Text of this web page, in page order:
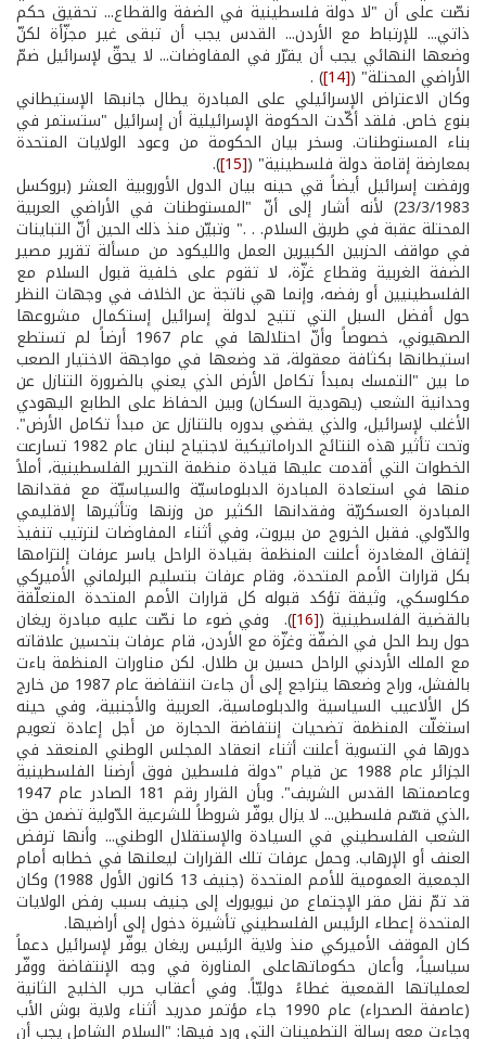
نصّت على أن "لا دولة فلسطينية في الضفة والقطاع... تحقيق حكم
ذاتي... للإرتباط مع الأردن... القدس يجب أن تبقى غير مجزّأة لكنّ
وضعها النهائي يجب أن يقرّر في المفاوضات... لا يحقّ لإسرائيل ضمّ
الأراضي المحتلة" ([14]
) .
وكان الاعتراض الإسرائيلي على المبادرة يطال جانبها الإستيطاني
بنوع خاص. فلقد أكّدت الحكومة الإسرائيلية أن إسرائيل "ستستمر في
بناء المستوطنات. وسخر بيان الحكومة من وعود الولايات المتحدة
بمعارضة إقامة دولة فلسطينية" ([15]
).
ورفضت إسرائيل أيضاً قي حينه بيان الدول الأوروبية العشر (بروكسل
23/3/1983) لأنه أشار إلى أنّ "المستوطنات في الأراضي العربية
المحتلة عقبة في طريق السلام. . ." وتبيّن منذ ذلك الحين أنّ التباينات
في مواقف الحزبين الكبيرين العمل والليكود من مسألة تقرير مصير
الضفة الغربية وقطاع غزّة، لا تقوم على خلفية قبول السلام مع
الفلسطينيين أو رفضه، وإنما هي ناتجة عن الخلاف في وجهات النظر
حول أفضل السبل التي تتيح لدولة إسرائيل إستكمال مشروعها
الصهيوني، خصوصاً وأنّ احتلالها في عام 1967 أرضاً لم تستطع
استيطانها بكثافة معقولة، قد وضعها في مواجهة الاختيار الصعب
ما بين "التمسك بمبدأ تكامل الأرض الذي يعني بالضرورة التنازل عن
وحدانية الشعب (يهودية السكان) وبين الحفاظ على الطابع اليهودي
الأغلب لإسرائيل، والذي يقضي بدوره بالتنازل عن مبدأ تكامل الأرض".
وتحت تأثير هذه النتائج الدراماتيكية لاجتياح لبنان عام 1982 تسارعت
الخطوات التي أقدمت عليها قيادة منظمة التحرير الفلسطينية، أملاً
منها في استعادة المبادرة الدبلوماسيّة والسياسيّة مع فقدانها
المبادرة العسكريّة وفقدانها الكثير من وزنها وتأثيرها إلاقليمي
والدّولي. فقبل الخروج من بيروت، وفي أثناء المفاوضات لترتيب تنفيذ
إتفاق المغادرة أعلنت المنظمة بقيادة الراحل ياسر عرفات إلتزامها
بكل قرارات الأمم المتحدة، وقام عرفات بتسليم البرلماني الأميركي
مكلوسكي، وثيقة تؤكد قبوله كل قرارات الأمم المتحدة المتعلّقة
بالقضية الفلسطينية ([16] ). وفي ضوء ما نصّت عليه مبادرة ريغان
حول ربط الحل في الضفّة وغزّة مع الأردن، قام عرفات بتحسين علاقاته
مع الملك الأردني الراحل حسين بن طلال. لكن مناورات المنظمة باءت
بالفشل، وراح وضعها يتراجع إلى أن جاءت انتفاضة عام 1987 من خارج
كل الألاعيب السياسية والدبلوماسية، العربية والأجنبية، وفي حينه
استغلّت المنظمة تضحيات إنتفاضة الحجارة من أجل إعادة تعويم
دورها في التسوية أعلنت أثناء انعقاد المجلس الوطني المنعقد في
الجزائر عام 1988 عن قيام "دولة فلسطين فوق أرضنا الفلسطينية
وعاصمتها القدس الشريف". وبأن القرار رقم 181 الصادر عام 1947
،الذي قسّم فلسطين... لا يزال يوفّر شروطاً للشرعية الدّولية تضمن حق
الشعب الفلسطيني في السيادة والإستقلال الوطني... وأنها ترفض
العنف أو الإرهاب. وحمل عرفات تلك القرارات ليعلنها في خطابه أمام
الجمعية العمومية للأمم المتحدة (جنيف 13 كانون الأول 1988) وكان
قد تمّ نقل مقر الإجتماع من نيويورك إلى جنيف بسبب رفض الولايات
المتحدة إعطاء الرئيس الفلسطيني تأشيرة دخول إلى أراضيها.
كان الموقف الأميركي منذ ولاية الرئيس ريغان يوفّر لإسرائيل دعماً
سياسياً، وأعان حكوماتهاعلى المناورة في وجه الإنتفاضة ووفّر
لعملياتها القمعية غطاءً دوليّاً. وفي أعقاب حرب الخليج الثانية
(عاصفة الصحراء) عام 1990 جاء مؤتمر مدريد أثناء ولاية بوش الأب
وجاءت معه رسالة التطمينات التي ورد فيها: "السلام الشامل يجب أن